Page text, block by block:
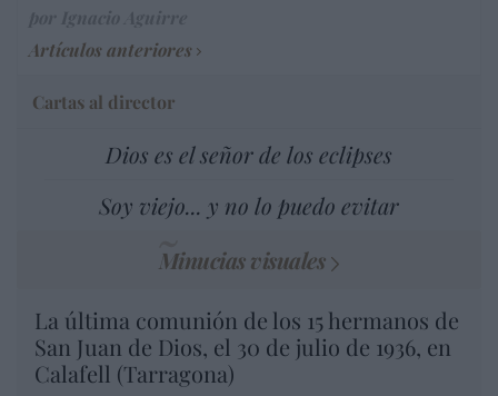
Artículos anteriores
Cartas al director
Dios es el señor de los eclipses
Soy viejo... y no lo puedo evitar
Minucias visuales
La última comunión de los 15 hermanos de
San Juan de Dios, el 30 de julio de 1936, en
Calafell (Tarragona)